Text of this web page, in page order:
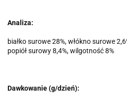
Analiza:
białko surowe 28%, włókno surowe
popiół surowy 8,4%, wilgotność 8%
Dawkowanie (g/dzień):